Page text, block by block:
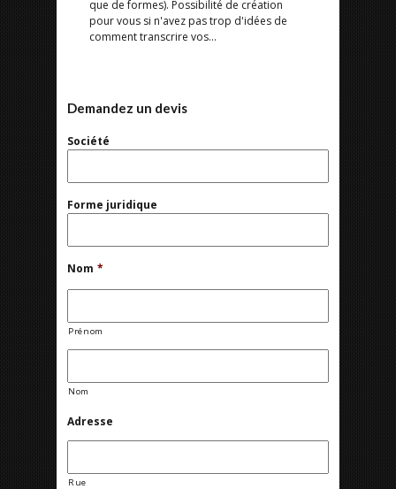
que de formes). Possibilité de création
pour vous si n'avez pas trop d'idées de
comment transcrire vos...
Demandez un devis
Société
Forme juridique
Nom *
Prénom
Nom
Adresse
Rue